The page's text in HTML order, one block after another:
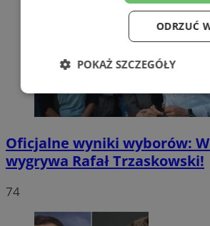
Oficjalne wyniki wyborów:
wygrywa Rafał Trzaskowski!
74
ODRZUĆ
POKAŻ SZCZEGÓŁY
Niezbędne
Funkcjonalność